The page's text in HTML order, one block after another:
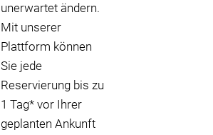
unerwartet ändern.
Mit unserer
Plattform können
Sie jede
Reservierung bis zu
1 Tag* vor Ihrer
geplanten Ankunft